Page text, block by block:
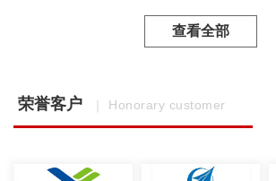
查看全部
荣誉客户 ｜ Honorary customer